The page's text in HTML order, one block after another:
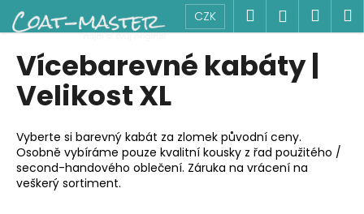
Přejít
na
obsah
CZK Hledat
Vícebarevné kabáty |
Velikost XL
Vyberte si barevný kabát za zlomek původní ceny.
Osobně vybíráme pouze kvalitní kousky z řad použitého /
second-handového oblečení. Záruka na vrácení na
veškerý sortiment.
o
C
o
p
o
t
ř